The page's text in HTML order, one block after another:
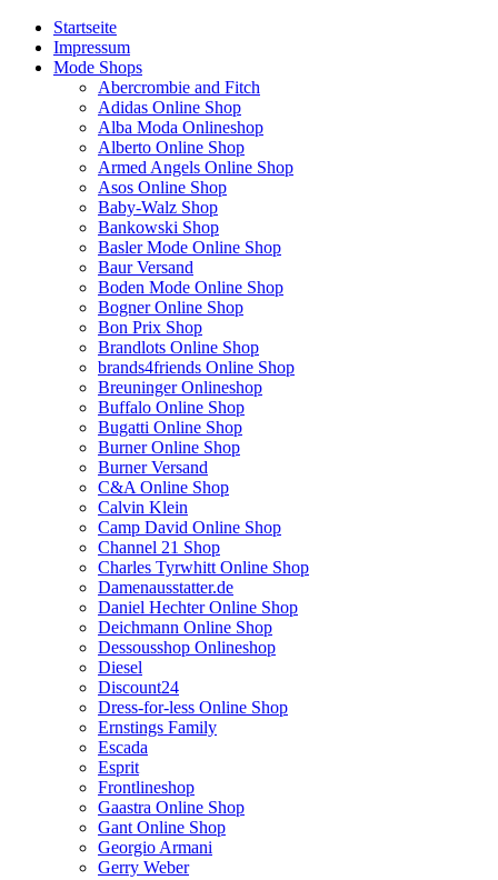
Startseite
Impressum
Mode Shops
Abercrombie and Fitch
Adidas Online Shop
Alba Moda Onlineshop
Alberto Online Shop
Armed Angels Online Shop
Asos Online Shop
Baby-Walz Shop
Bankowski Shop
Basler Mode Online Shop
Baur Versand
Boden Mode Online Shop
Bogner Online Shop
Bon Prix Shop
Brandlots Online Shop
brands4friends Online Shop
Breuninger Onlineshop
Buffalo Online Shop
Bugatti Online Shop
Burner Online Shop
Burner Versand
C&A Online Shop
Calvin Klein
Camp David Online Shop
Channel 21 Shop
Charles Tyrwhitt Online Shop
Damenausstatter.de
Daniel Hechter Online Shop
Deichmann Online Shop
Dessousshop Onlineshop
Diesel
Discount24
Dress-for-less Online Shop
Ernstings Family
Escada
Esprit
Frontlineshop
Gaastra Online Shop
Gant Online Shop
Georgio Armani
Gerry Weber